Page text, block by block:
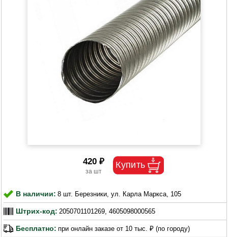
420 ₽
В наличии: 8 шт. Березники, ул. Карла Маркса, 105
Штрих-код: 2050701101269, 4605098000565
Бесплатно: при онлайн заказе от 10 тыс. ₽ (по городу)